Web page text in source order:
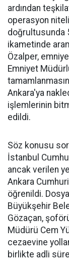
ardından
operasyon
doğrultusunda
ikametinde
Özalper,
Emniyet
Ankara'ya
işlemlerinin
edildi.
Söz konusu
İstanbul
ancak verilen
Ankara
öğrenildi.
Büyükşehir
Gözaçan,
Müdürü Cem
cezaevine
birlikte adli